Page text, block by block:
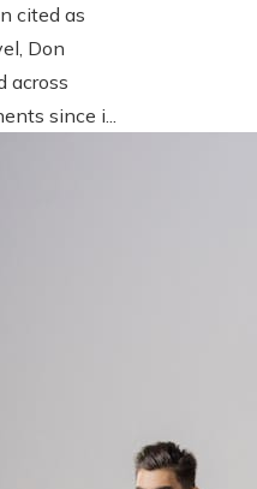
cited as
Don
across
since i...